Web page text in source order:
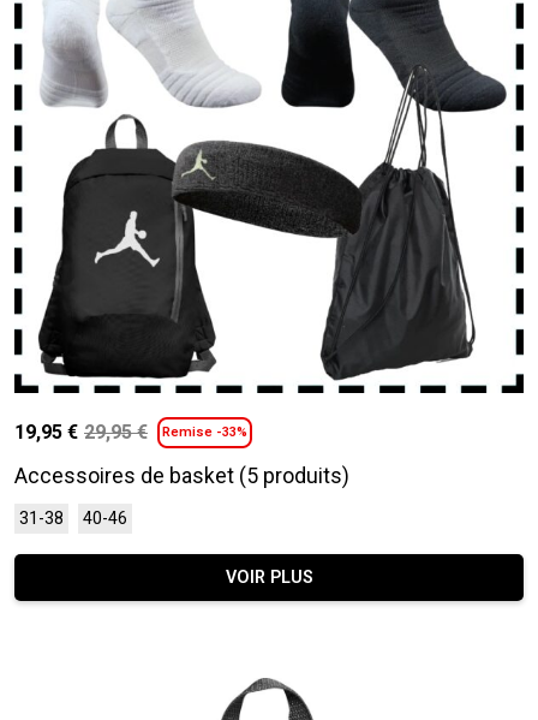
29,95€
Le
prix
était :
29,95 €.
19,95 €
Le
prix
est :
19,95 €.
Remise -33%
Accessoires de basket (5 produits)
Ce
plusieurs
31-38 40-46
VOIR PLUS